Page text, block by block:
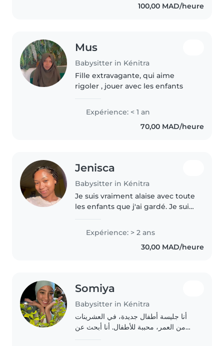
l'arabe et le français, je suis100,00 MAD/heure
Mus
Babysitter in Kénitra
Fille extravagante, qui aime
rigoler , jouer avec les enfants
Expérience: < 1 an
70,00 MAD/heure
Jenisca
Babysitter in Kénitra
Je suis vraiment alaise avec toute
les enfants que j'ai gardé. Je suis
responsable.
Expérience: > 2 ans
30,00 MAD/heure
Somiya
Babysitter in Kénitra
أنا جليسة أطفال جديدة، في العشرينات
من العمر، محببة للأطفال. أنا أبحث عن